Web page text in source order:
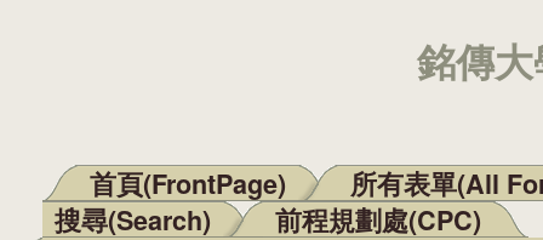
銘傳
Main menu
首頁(FrontPage)
所有表單(All
搜尋(Search)
前程規劃處(CPC)